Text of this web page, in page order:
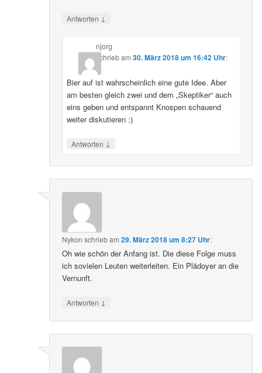
Antworten ↓
njorg
schriebam 30. März 2018 um 16:42 Uhr:
Bier auf ist wahrscheinlich eine gute Idee. Aber
am besten gleich zwei und dem „Skeptiker“ auch
eins geben und entspannt Knospen schauend
weiter diskutieren :)
Antworten ↓
Nykon schriebam29. März 2018 um 8:27 Uhr:
Oh wie schön der Anfang ist. Die diese Folge muss
ich sovielen Leuten weiterleiten. Ein Plädoyer an die
Vernunft.
Antworten ↓